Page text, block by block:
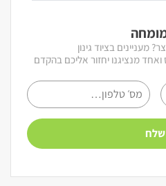
מעניינים בציוד גינון
ואחד מנציגנו יחזור אליכם בהקדם